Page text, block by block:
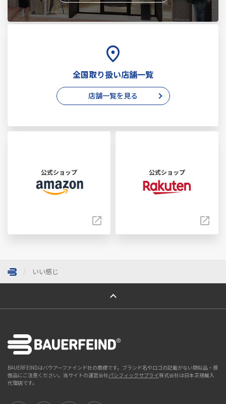
全国取り扱い店舗一覧
店舗一覧を見る
公式ショップ 公式ショップ
いい感じ
ページトップへ
BAUERFEINDはバウアーファインド社の商標です。ブランド名やロゴの記載がない類似品・模
倣品にご注意ください。当サイトの運営会社パシフィックサプライ株式会社は日本正規輸入
代理店です。